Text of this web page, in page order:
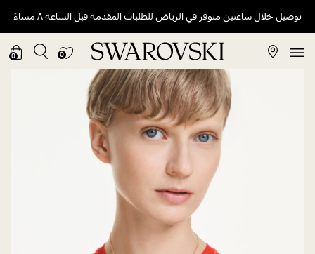
توصيل خلال ساعتين متوفر في الرياض للطلبات المقدمة قبل الساعة ٨ مساءً
0
0